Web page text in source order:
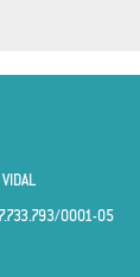
0001­-05